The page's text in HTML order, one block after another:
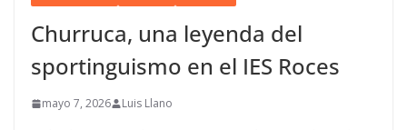
Churruca, una leyenda del
sportinguismo en el IES Roces
mayo 7, 2026 Luis Llano